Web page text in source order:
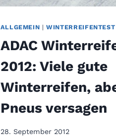
ALLGEMEIN |WINTERREIFENTEST
ADAC
2012: Viele gute
Winterreifen,
Pneus versagen
28. September 2012